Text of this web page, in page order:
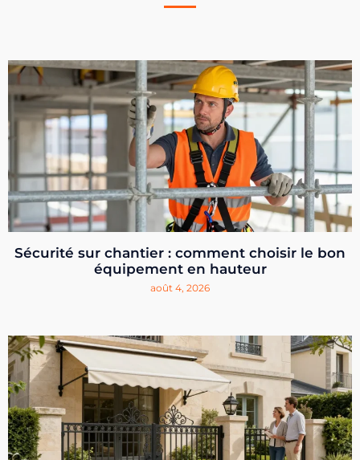
Sécurité sur chantier : comment choisir le bon
équipement en hauteur
août 4, 2026